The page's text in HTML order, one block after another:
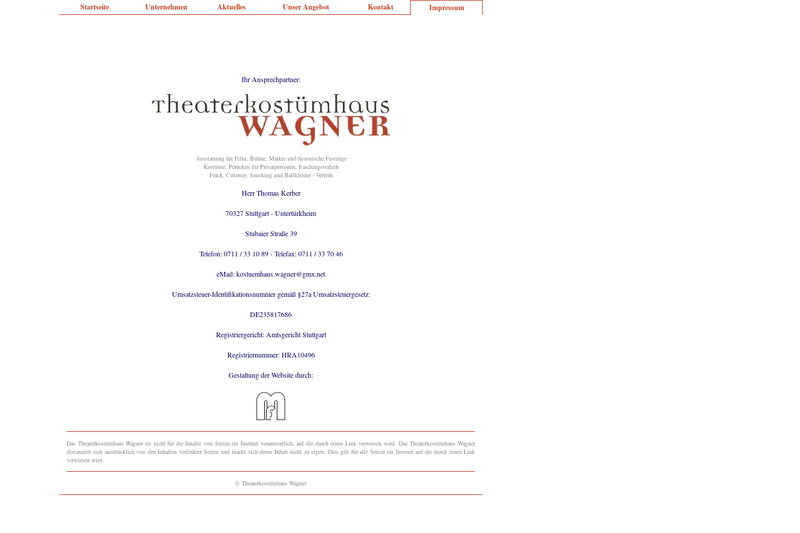
Startseite Unternehmen Aktuelles Unser Angebot Kontakt Impressum
Ihr Ansprechpartner:
Ausstattung für Film, Bühne, Märkte und historische Festzüge
Kostüme, Perücken für Privatpersonen, Faschingsverleih
Frack, Cutaway, Smoking und Ballkleider - Verleih
Herr Thomas Kerber
70327 Stuttgart - Untertürkheim
Stubaier Straße 39
Telefon: 0711 / 33 10 89 - Telefax: 0711 / 33 70 46
eMail: kostuemhaus.wagner@gmx.net
Umsatzsteuer-Identifikationsnummer gemäß §27a Umsatzsteuergesetz:
DE235817686
Registriergericht: Amtsgericht Stuttgart
Registriernummer: HRA10496
Gestaltung der Website durch:
Das Theaterkostümhaus Wagner ist nicht für die Inhalte von Seiten im Internet veranwortlich, auf die durch einen Link verwiesen wird. Das Theaterkostümhaus Wagner
distanziert sich ausdrücklich von den Inhalten verlinkter Seiten und macht sich deren Inhalt nicht zu eigen. Dies gilt für alle Seiten im Internet auf die durch einen Link
verwiesen wird.
© Theaterkostümhaus Wagner